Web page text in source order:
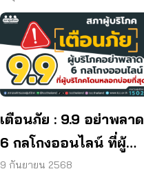
ผู้บริโภค
เตือนภัย : 9.9 อย่าพลาด
6 กลโกงออนไลน์ ที่ผู้
บริโภคโดนหลอกบ่อย
9 กันยายน 2568